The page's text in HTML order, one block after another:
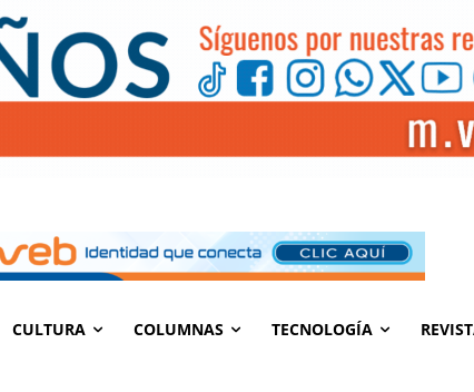
CULTURA COLUMNAS TECNOLOGÍA